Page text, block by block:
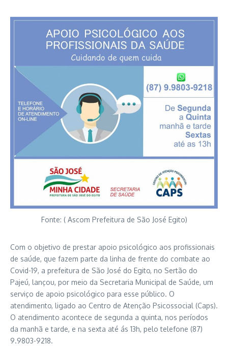
Fonte: ( Ascom Prefeitura de São José Egito)
Com o objetivo de prestar apoio psicológico aos profissionais
de saúde, que fazem parte da linha de frente do combate ao
Covid-19, a prefeitura de São José do Egito, no Sertão do
Pajeú, lançou, por meio da Secretaria Municipal de Saúde, um
serviço de apoio psicológico para esse público. O
atendimento, ligado ao Centro de Atenção Psicossocial (Caps).
O atendimento acontece de segunda a quinta, nos períodos
da manhã e tarde, e na sexta até ás 13h, pelo telefone (87)
9.9803-9218.